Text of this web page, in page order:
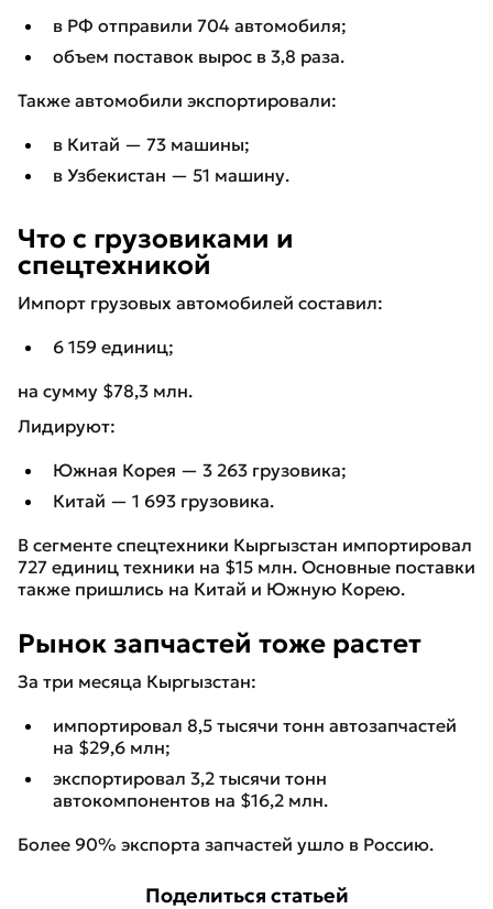
в РФ отправили 704 автомобиля;
объем поставок вырос в 3,8 раза.
Также автомобили экспортировали:
в Китай — 73 машины;
в Узбекистан — 51 машину.
Что с грузовиками и
спецтехникой
Импорт грузовых автомобилей составил:
6 159 единиц;
на сумму $78,3 млн.
Лидируют:
Южная Корея — 3 263 грузовика;
Китай — 1 693 грузовика.
В сегменте спецтехники Кыргызстан импортировал
727 единиц техники на $15 млн. Основные поставки
также пришлись на Китай и Южную Корею.
Рынок запчастей тоже растет
За три месяца Кыргызстан:
импортировал 8,5 тысячи тонн автозапчастей
на $29,6 млн;
экспортировал 3,2 тысячи тонн
автокомпонентов на $16,2 млн.
Более 90% экспорта запчастей ушло в Россию.
Поделиться статьей